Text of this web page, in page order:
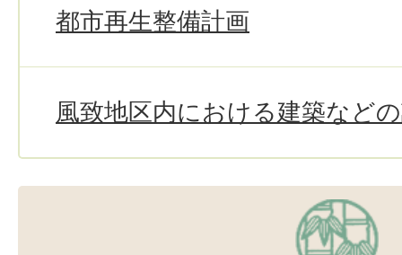
都市再生整備計画
風致地区内における建築など